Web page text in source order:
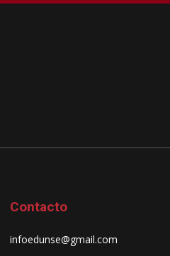
Contacto
infoedunse@gmail.com